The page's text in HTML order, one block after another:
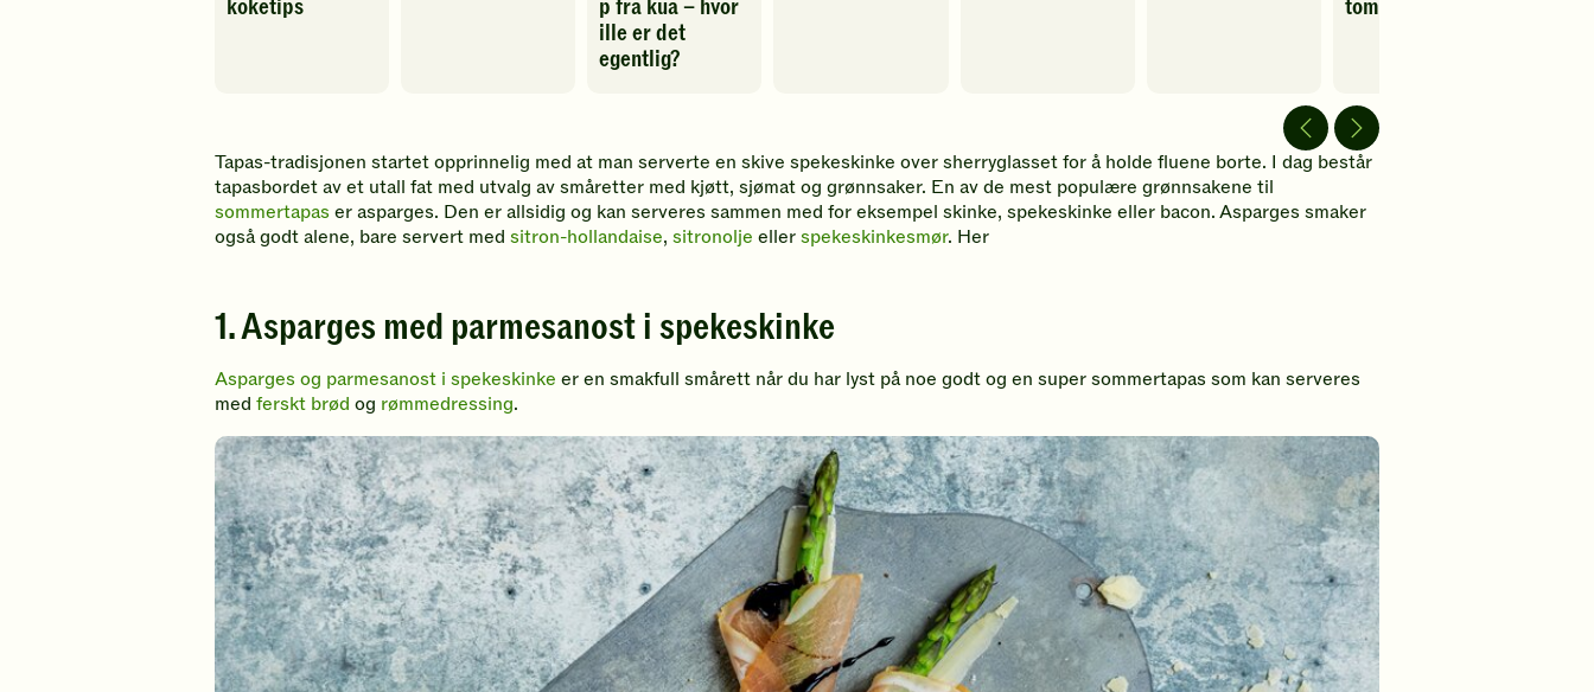
koketips
p fra kua – hvor
ille er det
egentlig?
tomater
Tapas-tradisjonen startet opprinnelig med at man serverte en skive spekeskinke over sherryglasset for å holde fluene borte. I dag består
tapasbordet av et utall fat med utvalg av småretter med kjøtt, sjømat og grønnsaker. En av de mest populære grønnsakene til
sommertapas er asparges. Den er allsidig og kan serveres sammen med for eksempel skinke, spekeskinke eller bacon. Asparges smaker
også godt alene, bare servert med sitron-hollandaise, sitronolje ellerspekeskinkesmør. Her
1. Asparges med parmesanost i spekeskinke
Asparges og parmesanost i spekeskinke er en smakfull smårett når du har lyst på noe godt og en super sommertapas som kan serveres
med ferskt brød og rømmedressing.